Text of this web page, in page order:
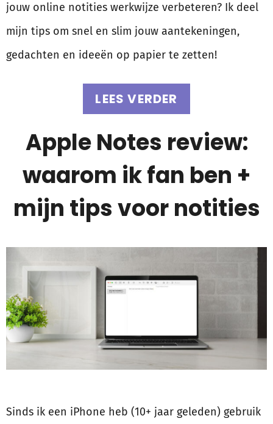
jouw online notities werkwijze verbeteren? Ik deel
mijn tips om snel en slim jouw aantekeningen,
gedachten en ideeën op papier te zetten!
LEES VERDER
Apple Notes review:
waarom ik fan ben +
mijn tips voor notities
Sinds ik een iPhone heb (10+ jaar geleden) gebruik